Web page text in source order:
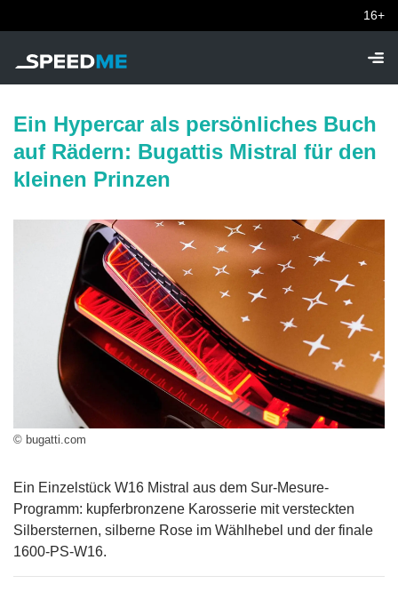
16+
Ein Hypercar als persönliches Buch
auf Rädern: Bugattis Mistral für den
kleinen Prinzen
© bugatti.com
Ein Einzelstück W16 Mistral aus dem Sur-Mesure-
Programm: kupferbronzene Karosserie mit versteckten
Silbersternen, silberne Rose im Wählhebel und der finale
1600-PS-W16.